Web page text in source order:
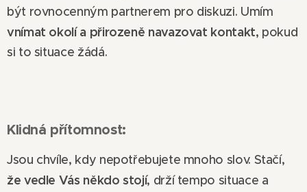
být rovnocenným partnerem pro diskuzi. Umím
vnímat okolí a přirozeně navazovat kontakt, pokud
si to situace žádá.
Klidná přítomnost:
Jsou chvíle, kdy nepotřebujete mnoho slov. Stačí,
že vedle Vás někdo stojí, drží tempo situace a